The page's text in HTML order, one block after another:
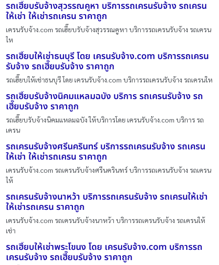
รถเฮี๊ยบรับจ้างสุวรรณคูหา บริการรถเครนรับจ้าง รถเครน
ให้เช่า ให้เช่ารถเครน ราคาถูก
เครนรับจ้าง.com รถเฮี๊ยบรับจ้างสุวรรณคูหา บริการรถเครนรับจ้าง รถเครน
ให
รถเฮี๊ยบให้เช่าธนบุรี โดย เครนรับจ้าง.com บริการรถเครน
รับจ้าง รถเฮี๊ยบรับจ้าง ราคาถูก
รถเฮี๊ยบให้เช่าธนบุรี โดย เครนรับจ้าง.com บริการรถเครนรับจ้าง รถเครนให
รถเฮี๊ยบรับจ้างนิคมแหลมฉบัง บริการ รถเครนรับจ้าง รถ
เฮี๊ยบรับจ้าง ราคาถูก
รถเฮี๊ยบรับจ้างนิคมแหลมฉบัง ให้บริการโดย เครนรับจ้าง.com บริการ รถ
เครน
รถเครนรับจ้างศรีนครินทร์ บริการรถเครนรับจ้าง รถเครน
ให้เช่า ให้เช่ารถเครน ราคาถูก
เครนรับจ้าง.com รถเครนรับจ้างศรีนครินทร์ บริการรถเครนรับจ้าง รถเครน
ให้
รถเครนรับจ้างนาหว้า บริการรถเครนรับจ้าง รถเครนให้เช่า
ให้เช่ารถเครน ราคาถูก
เครนรับจ้าง.com รถเครนรับจ้างนาหว้า บริการรถเครนรับจ้าง รถเครนให้
เช่า
รถเฮี๊ยบให้เช่าพระโขนง โดย เครนรับจ้าง.com บริการรถ
เครนรับจ้าง รถเฮี๊ยบรับจ้าง ราคาถูก